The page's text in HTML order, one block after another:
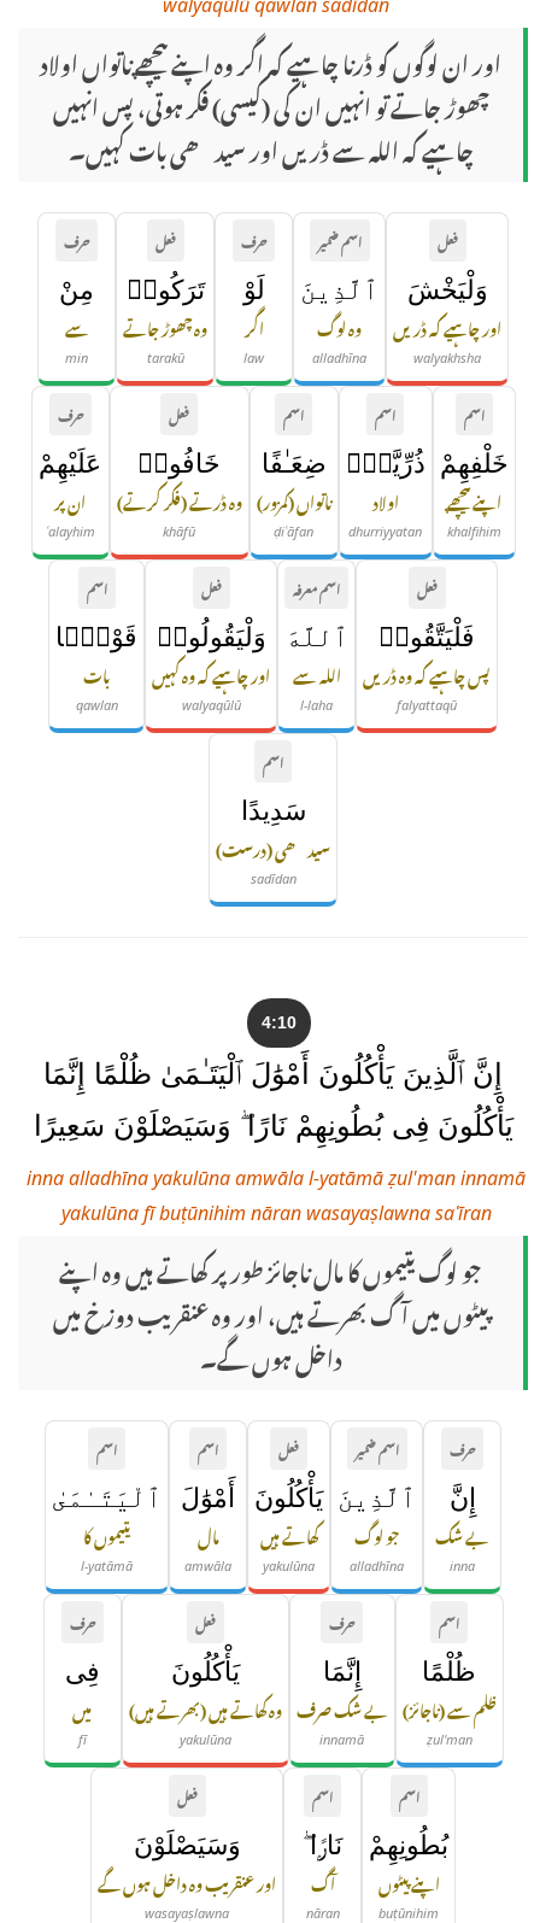
اور ان لوگوں کو ڈرنا چاہیے کہ اگر وہ اپنے پیچھے ناتواں اولاد
چھوڑ جاتے تو انہیں ان کی (کیسی) فکر ہوتی، پس انہیں
چاہیے کہ اللہ سے ڈریں اور سیدھی بات کہیں۔
فعل
وَلْيَخْشَ
اور چاہیے کہ ڈریں
walyakhsha
اسم ضمیر
ٱلَّذِينَ
وہ لوگ
alladhīna
حرف
لَوْ
اگر
law
فعل
تَرَكُوا۟
وہ چھوڑ جاتے
tarakū
حرف
مِنْ
سے
min
اسم
خَلْفِهِمْ
اپنے پیچھے
khalfihim
اسم
ذُرِّيَّةًۭ
اولاد
dhurriyyatan
اسم
ضِعَـٰفًا
ناتواں (کمزور)
ḍiʿāfan
فعل
خَافُوا۟
وہ ڈرتے (فکر کرتے)
khāfū
حرف
عَلَيْهِمْ
ان پر
ʿalayhim
فعل
فَلْيَتَّقُوا۟
پس چاہیے کہ وہ ڈریں
falyattaqū
اسم معرفہ
ٱللَّهَ
اللہ سے
l-laha
فعل
وَلْيَقُولُوا۟
اور چاہیے کہ وہ کہیں
walyaqūlū
اسم
قَوْلًۭا
بات
qawlan
اسم
سَدِيدًا
سیدھی (درست)
sadīdan
4:10
إِنَّ ٱلَّذِينَ يَأْكُلُونَ أَمْوَٰلَ ٱلْيَتَـٰمَىٰ ظُلْمًا إِنَّمَا
يَأْكُلُونَ فِى بُطُونِهِمْ نَارًا ۖ وَسَيَصْلَوْنَ سَعِيرًا
inna alladhīna yakulūna amwāla l-yatāmā ẓul'man innamā
yakulūna fī buṭūnihim nāran wasayaṣlawna saʿīran
جو لوگ یتیموں کا مال ناجائز طور پر کھاتے ہیں وہ اپنے
پیٹوں میں آگ بھرتے ہیں، اور وہ عنقریب دوزخ میں
داخل ہوں گے۔
حرف
إِنَّ
بے شک
inna
اسم ضمیر
ٱلَّذِينَ
جو لوگ
alladhīna
فعل
يَأْكُلُونَ
کھاتے ہیں
yakulūna
اسم
أَمْوَٰلَ
مال
amwāla
اسم
ٱلْيَتَـٰمَىٰ
یتیموں کا
l-yatāmā
اسم
ظُلْمًا
ظلم سے (ناجائز)
ẓul'man
حرف
إِنَّمَا
بے شک صرف
innamā
فعل
يَأْكُلُونَ
وہ کھاتے ہیں (بھرتے ہیں)
yakulūna
حرف
فِى
میں
fī
اسم
بُطُونِهِمْ
اپنے پیٹوں
buṭūnihim
اسم
نَارًۭا ۖ
آگ
nāran
فعل
وَسَيَصْلَوْنَ
اور عنقریب وہ داخل ہوں گے
wasayaṣlawna